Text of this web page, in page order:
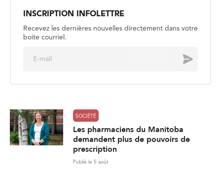
INSCRIPTION INFOLETTRE
Recevez les dernières nouvelles directement dans votre
boite courriel.
Envoyer
SOCIÉTÉ
Les pharmaciens du Manitoba
demandent plus de pouvoirs de
prescription
Publié le 5 août